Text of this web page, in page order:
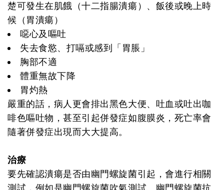
楚可發生在肌餓（十二指腸潰瘍）、飯後或晚上時
候（胃潰瘍）
噁心及嘔吐
失去食慾、打嗝或感到「胃脹」
胸部不適
體重無故下降
胃灼熱
嚴重的話，病人更會排出黑色大便、吐血或吐出咖
啡色嘔吐物，甚至引起併發症如腹膜炎，死亡率會
隨著併發症出現而大大提高。
治療
要先確認潰瘍是否由幽門螺旋菌引起，會進行相關